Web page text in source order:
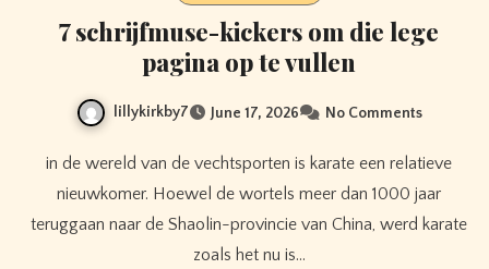
7 schrijfmuse-kickers om die lege
pagina op te vullen
lillykirkby7 June 17, 2026 No Comments
in de wereld van de vechtsporten is karate een relatieve
nieuwkomer. Hoewel de wortels meer dan 1000 jaar
teruggaan naar de Shaolin-provincie van China, werd karate
zoals het nu is…